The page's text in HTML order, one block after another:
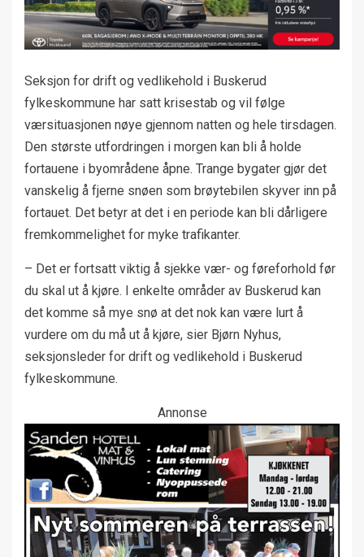
Seksjon for drift og vedlikehold i Buskerud
fylkeskommune har satt krisestab og vil følge
værsituasjonen nøye gjennom natten og hele tirsdagen.
Den største utfordringen i morgen kan bli å holde
fortauene i byområdene åpne. Trange bygater gjør det
vanskelig å fjerne snøen som brøytebilen skyver inn på
fortauet. Det betyr at det i en periode kan bli dårligere
fremkommelighet for myke trafikanter.
– Det er fortsatt viktig å sjekke vær- og føreforhold før
du skal ut å kjøre. I enkelte områder av Buskerud kan
det komme så mye snø at det nok kan være lurt å
vurdere om du må ut å kjøre, sier Bjørn Nyhus,
seksjonsleder for drift og vedlikehold i Buskerud
fylkeskommune.
Annonse